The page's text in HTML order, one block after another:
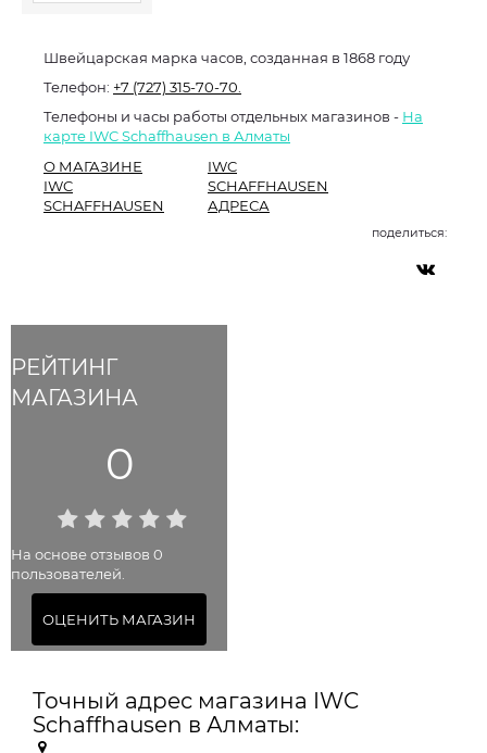
РЕЙТИНГ
МАГАЗИНА
0
На основе отзывов 0
пользователей.
ОЦЕНИТЬ МАГАЗИН
Швейцарская марка часов, созданная в 1868 году
Телефон: +7 (727) 315-70-70.
Телефоны и часы работы отдельных магазинов - На
карте IWC Schaffhausen в Алматы
О МАГАЗИНЕ
IWC
SCHAFFHAUSEN
IWC
SCHAFFHAUSEN
АДРЕСА
поделиться:
Точный адрес магазина IWC
Schaffhausen в Алматы: